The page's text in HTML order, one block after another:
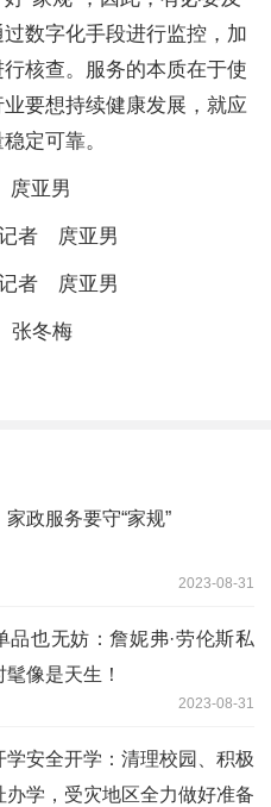
数字化手段进行监控，加
核查。服务的本质在于使
要想持续健康发展，就应
定可靠。
庹亚男
记者 庹亚男
记者 庹亚男
张冬梅
家政服务要守“家规”
2023-08-31
品也无妨：詹妮弗·劳伦斯私
像是天生！
2023-08-31
学安全开学：清理校园、积极
办学，受灾地区全力做好准备